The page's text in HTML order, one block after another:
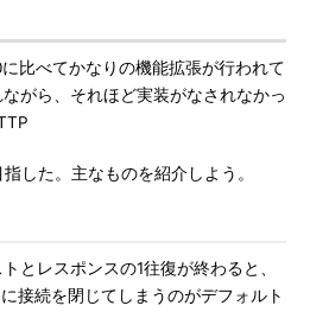
比べてかなりの機能拡張が行われて
がら、それほど実装がなされなかっ
した。主なものを紹介しよう。
とレスポンスの1往復が終わると、
接続を閉じてしまうのがデフォルト